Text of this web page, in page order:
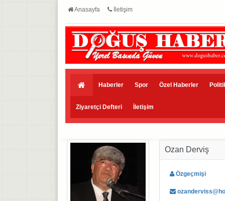
Anasayfa İletişim
Haberler Spor Özel Haberler
Ziyaretçi Defteri İletişim
Ozan Derviş
Özgeçmişi